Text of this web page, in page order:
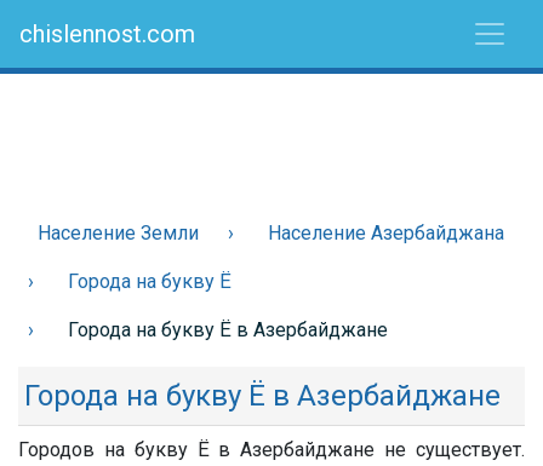
chislennost.com
Население Земли Население Азербайджана
Города на букву Ё
Города на букву Ё в Азербайджане
Города на букву Ё в Азербайджане
Городов на букву Ё в Азербайджане не существует.